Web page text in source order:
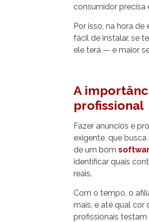
consumidor precisa
Por isso, na hora
fácil de instalar, se
ele terá — e maior
A
profissional
Fazer anúncios e
exigente, que
de um bom
identificar quais
reais.
Com o tempo, o
mais, e até qual cor
profissionais